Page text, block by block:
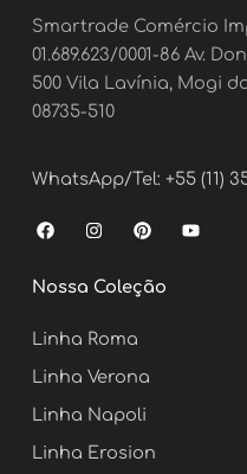
Smartrade Comércio
01.689.623/0001-86 Av.
500 Vila Lavínia, Mogi
08735-510
WhatsApp/Tel: +55 (11)
F
a
e
b
o
k
I
n
t
a
r
a
m
P
i
t
e
Y
o
Nossa Coleção
Linha Roma
Linha Verona
Linha Napoli
Linha Erosion